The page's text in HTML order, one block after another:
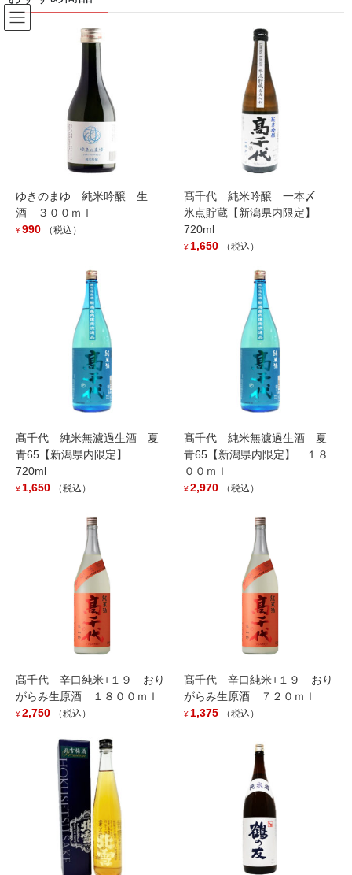
コ
ン
ナ
ビ
Products
featured
髙千代 辛口純米+１９ おりがらみ生原酒 １８００ｍｌ
髙千代 辛口純米+１９ おりがらみ
生原酒 １８００ｍｌ
（税込）
完全発酵にて日本酒度を+19まで切らした純米酒のおりがらみ。
65％の扁平精米ならではの上質感のある旨味と+19で辛口のキレが
特徴の純米に滓をからめ、さらに旨味と深みがアップしていま
Out of stock
Category: 髙千代酒造／髙千代 日本酒,髙千代酒造,
Description
Description
ゆきのまゆ 純米吟醸 生
酒 ３００ｍｌ
¥990 （税込）
髙千代 純米吟醸 一本〆
氷点貯蔵【新潟県内限定】
720ml
¥1,650 （税込）
髙千代 純米無濾過生酒 夏
青65【新潟県内限定】
720ml
¥1,650 （税込）
髙千代 純米無濾過生酒 夏
青65【新潟県内限定】 １８
００ｍｌ
¥2,970 （税込）
髙千代 辛口純米+１９ おり
がらみ生原酒 １８００ｍｌ
¥2,750 （税込）
髙千代 辛口純米+１９ おり
がらみ生原酒 ７２０ｍｌ
¥1,375 （税込）